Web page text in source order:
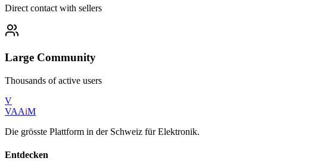
Direct contact with sellers
Large Community
Thousands of active users
V
VAAiM
Die grösste Plattform in der Schweiz für Elektronik.
Entdecken